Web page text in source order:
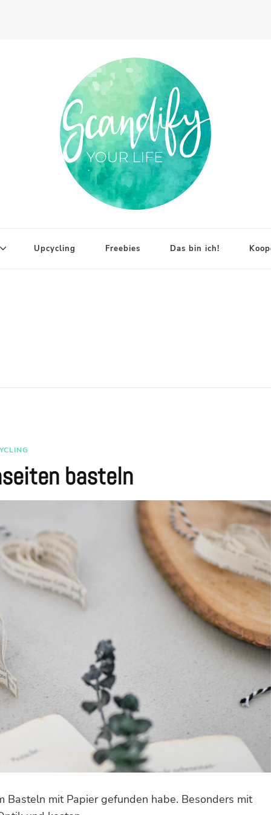
Upcycling Freebies Das bin ich!
basteln
mit Papier gefunden habe. Besonders mit